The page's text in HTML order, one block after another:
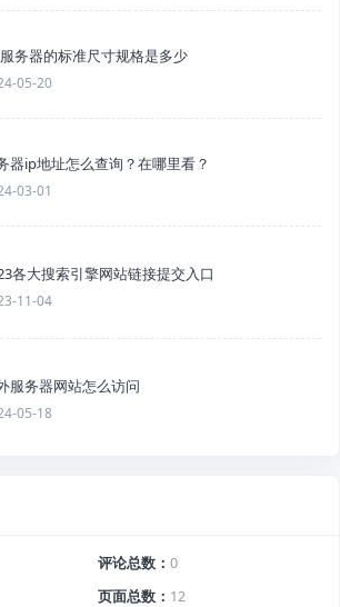
务器的标准尺寸规格是多少
05-20
器ip地址怎么查询？在哪里看？
03-01
各大搜索引擎网站链接提交入口
11-04
服务器网站怎么访问
05-18
评论总数
0
页面总数
12